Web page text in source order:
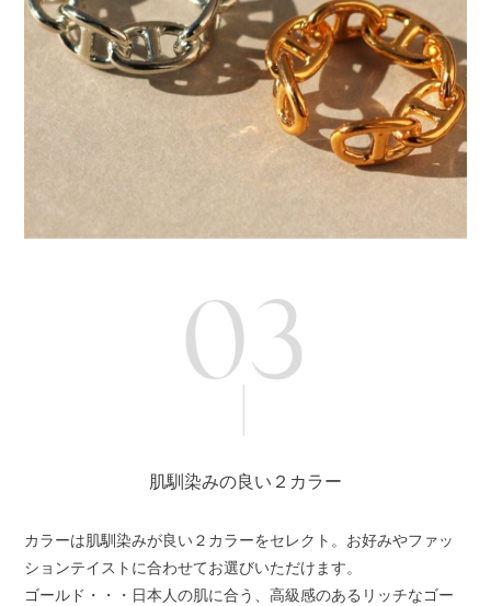
肌馴染みの良い２カラー
カラーは肌馴染みが良い２カラーをセレクト。お好みやファッ
ションテイストに合わせてお選びいただけます。
ゴールド・・・日本人の肌に合う、高級感のあるリッチなゴー